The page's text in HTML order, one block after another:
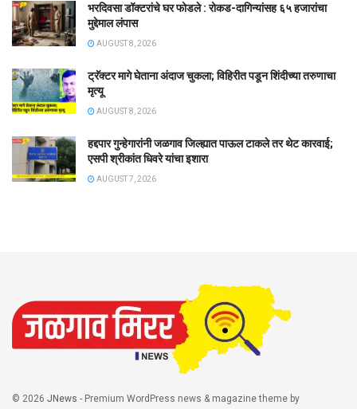
भरदिवसा डॉक्टरांचे घर फोडले : रोकड-दागिन्यांसह ६५ हजारांचा
मुद्देमाल लंपास
AUGUST 8, 2026
ट्रॅक्टर मागे घेताना अंदाज चुकला; विहिरीत पडून शिंदीच्या तरुणाचा
मृत्यू
AUGUST 8, 2026
हद्दपार गुन्हेगारांनी जळगाव जिल्ह्यात पाऊल टाकले तर थेट कारवाई;
एसपी श्रीकांत धिवरे यांचा इशारा
AUGUST 7, 2026
© 2026 JNews - Premium WordPress news & magazine theme by